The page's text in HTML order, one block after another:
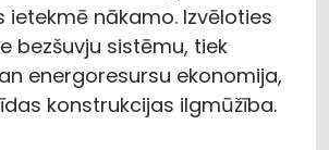
ietekmē nākamo. Izvēloties
bezšuvju sistēmu, tiek
energoresursu ekonomija,
konstrukcijas ilgmūžība.